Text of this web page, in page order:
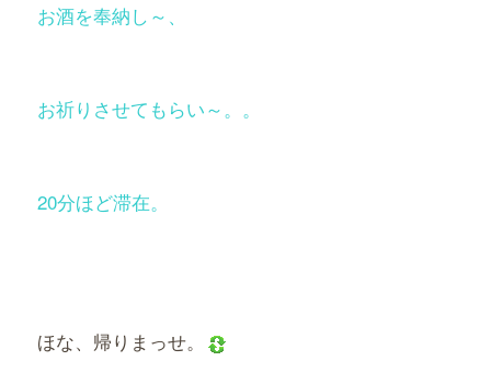
お酒を奉納し～、
お祈りさせてもらい～。。
20分ほど滞在。
ほな、帰りまっせ。